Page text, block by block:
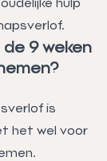
de 9 weken
is
het wel voor